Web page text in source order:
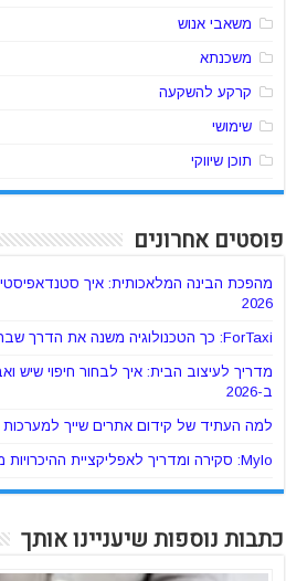
משאבי אנוש
משכנתא
קרקע להשקעה
שימושי
תוכן שיווקי
פוסטים אחרונים
מהפכת הבינה המלאכותית: איך
2026
ForTaxi: כך הטכנולוגיה משנה את הדרך שבה מזמינים מונית
מדריך לעיצוב הבית: איך לבחור חיפוי שיש
ב-2026
למה העתיד של קידום אתרים שייך למערכות AI?
Mylo: סקירה ומדריך לאפליקציית ההיכרויות מבוססת ה-AI
כתבות נוספות שיעניינו אותך